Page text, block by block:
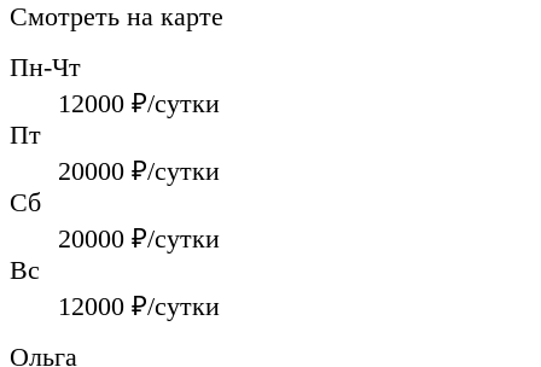
Смотреть на карте
Пн-Чт
12000 ₽/сутки
Пт
20000 ₽/сутки
Сб
20000 ₽/сутки
Вс
12000 ₽/сутки
Ольга